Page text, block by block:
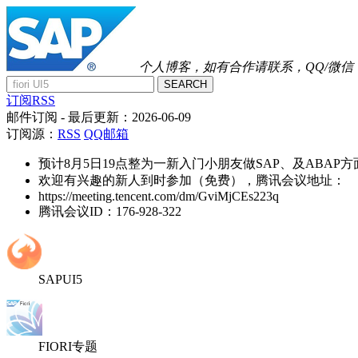
个人博客，如有合作请联系，QQ/微信
SEARCH
订阅RSS
邮件订阅 - 最后更新： 2026-06-09
订阅源： RSS QQ邮箱
预计8月5日19点整为一新入门小朋友做SAP、及ABAP方
欢迎有兴趣的新人到时参加（免费），腾讯会议地址：
https://meeting.tencent.com/dm/GviMjCEs223q
腾讯会议ID：176-928-322
SAPUI5
FIORI专题